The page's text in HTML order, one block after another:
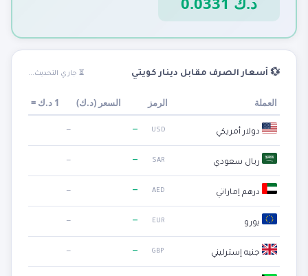
💱 أسعار الصرف مقابل دينار كويتي ⏳ جاري التحديث...
العملة الرمز السعر (د.ك)
1 د.ك =
دولار أمريكي USD
—
—
ريال سعودي SAR
—
—
درهم إماراتي AED
—
—
يورو EUR
—
—
جنيه إسترليني GBP
—
—